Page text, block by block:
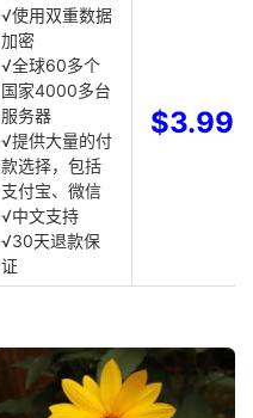
√使用双重数据
加密
√全球60多个
国家4000多台
服务器
√提供大量的付
款选择，包括
支付宝、微信
√中文支持
√30天退款保
证
$3.99